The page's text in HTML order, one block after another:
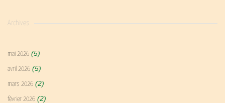
Archives
mai 2026 (5)
avril 2026 (5)
mars 2026 (2)
février 2026 (2)